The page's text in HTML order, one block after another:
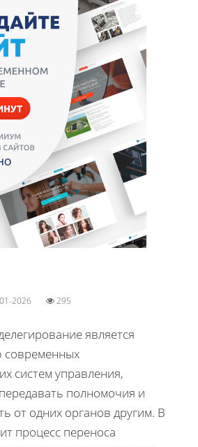
01-2026 295
является
современных
систем управления,
полномочия и
от одних органов другим. В
процесс переноса